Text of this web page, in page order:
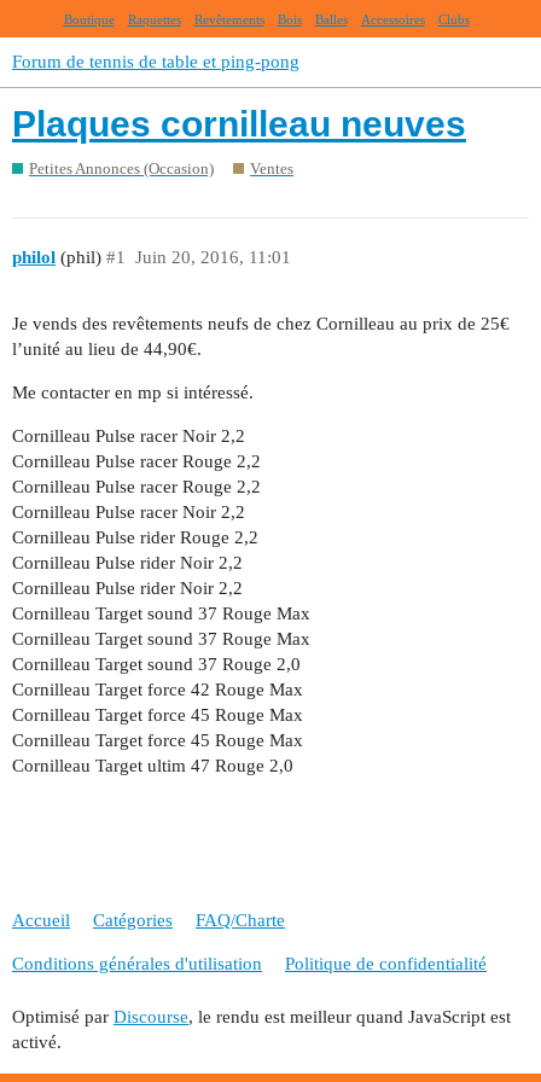
Boutique Raquettes Revêtements Bois Balles Accessoires Clubs
Forum de tennis de table et ping-pong
Plaques cornilleau neuves
Petites Annonces (Occasion) Ventes
philol (phil) Juin 20, 2016, 11:01
#1
Je vends des revêtements neufs de chez Cornilleau au prix de 25€
l’unité au lieu de 44,90€.
Me contacter en mp si intéressé.
Cornilleau Pulse racer Noir 2,2
Cornilleau Pulse racer Rouge 2,2
Cornilleau Pulse racer Rouge 2,2
Cornilleau Pulse racer Noir 2,2
Cornilleau Pulse rider Rouge 2,2
Cornilleau Pulse rider Noir 2,2
Cornilleau Pulse rider Noir 2,2
Cornilleau Target sound 37 Rouge Max
Cornilleau Target sound 37 Rouge Max
Cornilleau Target sound 37 Rouge 2,0
Cornilleau Target force 42 Rouge Max
Cornilleau Target force 45 Rouge Max
Cornilleau Target force 45 Rouge Max
Cornilleau Target ultim 47 Rouge 2,0
Accueil Catégories FAQ/Charte
Conditions générales d'utilisation Politique de confidentialité
Optimisé par Discourse, le rendu est meilleur quand JavaScript est
activé.